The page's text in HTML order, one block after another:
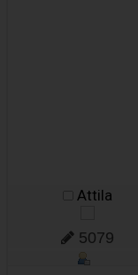
Attila
5079